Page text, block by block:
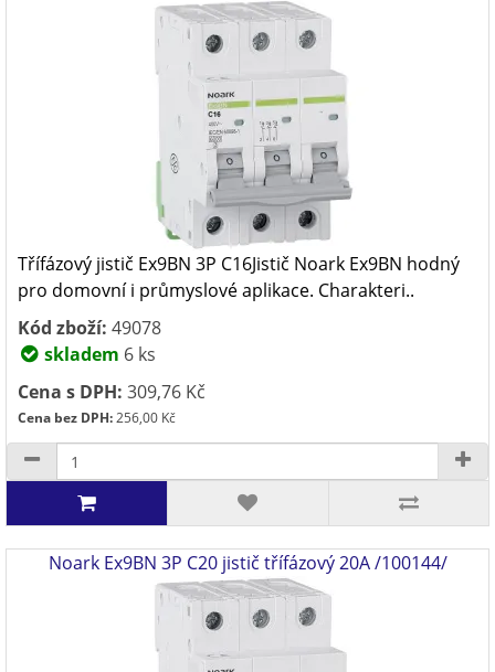
Třífázový jistič Ex9BN 3P C16Jistič Noark Ex9BN hodný
pro domovní i průmyslové aplikace. Charakteri..
Kód zboží: 49078
skladem 6 ks
Cena s DPH: 309,76 Kč
Cena bez DPH:256,00 Kč
Noark Ex9BN 3P C20 jistič třífázový 20A /100144/